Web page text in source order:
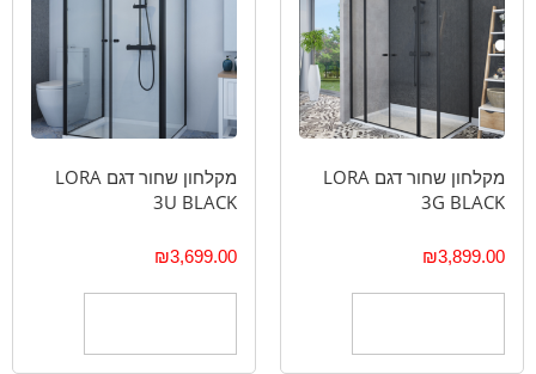
מקלחון שחור דגם LORA
3G BLACK
₪3,899.00
מקלחון שחור דגם LORA
3U BLACK
₪3,699.00